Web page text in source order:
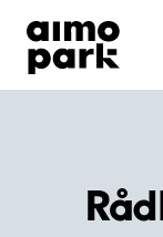
Hitta
Samarbete